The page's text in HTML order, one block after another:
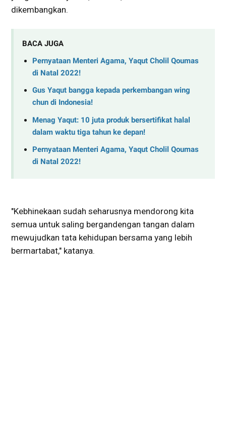
dikembangkan.
BACA JUGA
Pernyataan Menteri Agama, Yaqut Cholil Qoumas
di Natal 2022!
Gus Yaqut bangga kepada perkembangan wing
chun di Indonesia!
Menag Yaqut: 10 juta produk bersertifikat halal
dalam waktu tiga tahun ke depan!
Pernyataan Menteri Agama, Yaqut Cholil Qoumas
di Natal 2022!
"Kebhinekaan sudah seharusnya mendorong kita
semua untuk saling bergandengan tangan dalam
mewujudkan tata kehidupan bersama yang lebih
bermartabat," katanya.